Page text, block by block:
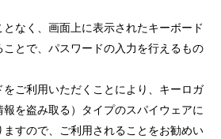
なく、画面上に表示されたキーボード
とで、パスワードの入力を行えるもの
をご利用いただくことにより、キーロガ
を盗み取る）タイプのスパイウェアに
すので、ご利用されることをお勧めい